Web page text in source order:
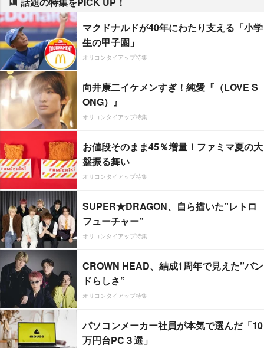
マクドナルドが40年にわたり支える「小学
生の甲子園」
オリコンタイアップ特集
向井康二イケメンすぎ！純愛『（LOVE S
ONG）』
オリコンタイアップ特集
お値段そのまま45％増量！ファミマ夏の大
盤振る舞い
オリコンタイアップ特集
SUPER★DRAGON、自ら描いた”レトロ
フューチャー”
オリコンタイアップ特集
CROWN HEAD、結成1周年で見えた”バン
ドらしさ”
オリコンタイアップ特集
パソコンメーカー社員が本気で選んだ「10
万円台PC３選」